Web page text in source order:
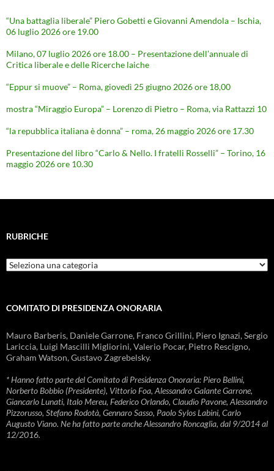
“Una battaglia liberale” Piero Gobetti e Giovanni Amendola – Ischia,
06 luglio 2026 ore 19.00
Milano, 07 luglio 2026 ore 18.00 – Presentazione dell’annuale di
Critica liberale e delle Ricerche laiche
“Eppur si muove” – Roma, giovedì 25 giugno 2026 ore 18,00
mostra “Miraggio Europa” – Lorenzo di Pietro – Roma, via Rattazzi 10
“la repubblica italiana è donna” – roma, 26 maggio 2026 ore 17.30
Presentazione del libro “Carlo & Nello. I fratelli Rosselli” – Torino, 16
maggio 2026 ore 10.30
RUBRICHE
Rubriche
COMITATO DI PRESIDENZA ONORARIA
Mauro Barberis, Daniele Garrone, Franco Grillini, Piero Ignazi, Sergio
Lariccia, Luigi Mascilli Migliorini, Valerio Pocar, Pietro Rescigno,
Graham Watson, Gustavo Zagrebelsky.
* Hanno fatto parte del Comitato di Presidenza Onoraria: Piero Bellini,
Norberto Bobbio (Presidente), Vittorio Foa, Alessandro Galante Garrone,
Giancarlo Lunati, Italo Mereu, Federico Orlando, Claudio Pavone, Alessandro
Pizzorusso, Stefano Rodotà, Gennaro Sasso, Paolo Sylos Labini, Carlo
Augusto Viano. Ne ha fatto parte anche Alessandro Roncaglia, dal 9/2014 al
12/2016.